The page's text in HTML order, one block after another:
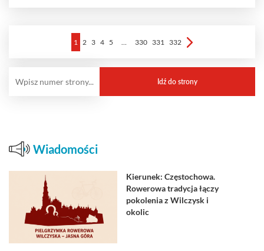
1 2 3 4 5 … 330 331 332
Wiadomości
Kierunek: Częstochowa.
Rowerowa tradycja łączy
pokolenia z Wilczysk i
okolic